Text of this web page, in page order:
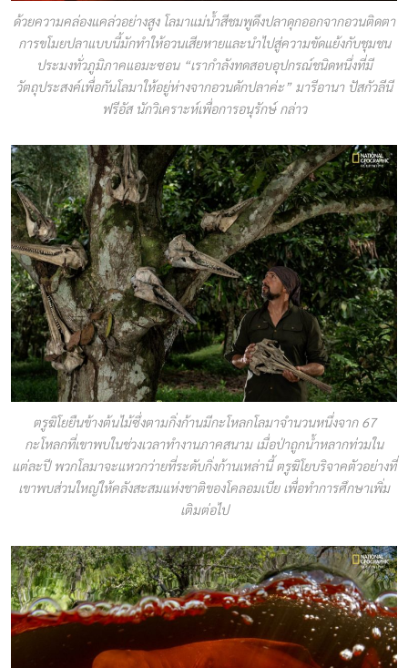
ด้วยความคล่องแคล่วอย่างสูง โลมาแม่น้ำสีชมพูดึงปลาดุกออกจากอวนติดตา
การขโมยปลาแบบนี้มักทำให้อวนเสียหายและนำไปสู่ความขัดแย้งกับชุมชน
ประมงทั่วภูมิภาคแอมะซอน “เรากำลังทดสอบอุปกรณ์ชนิดหนึ่งที่มี
วัตถุประสงค์เพื่อกันโลมาให้อยู่ห่างจากอวนดักปลาค่ะ” มารีอานา ปัสกัวลีนี
ฟรีอัส นักวิเคราะห์เพื่อการอนุรักษ์ กล่าว
ตรูฆิโยยืนข้างต้นไม้ซึ่งตามกิ่งก้านมีกะโหลกโลมาจำนวนหนึ่งจาก 67
กะโหลกที่เขาพบในช่วงเวลาทำงานภาคสนาม เมื่อป่าถูกน้ำหลากท่วมใน
แต่ละปี พวกโลมาจะแหวกว่ายที่ระดับกิ่งก้านเหล่านี้ ตรูฆิโยบริจาคตัวอย่างที่
เขาพบส่วนใหญ่ให้คลังสะสมแห่งชาติของโคลอมเบีย เพื่อทำการศึกษาเพิ่ม
เติมต่อไป